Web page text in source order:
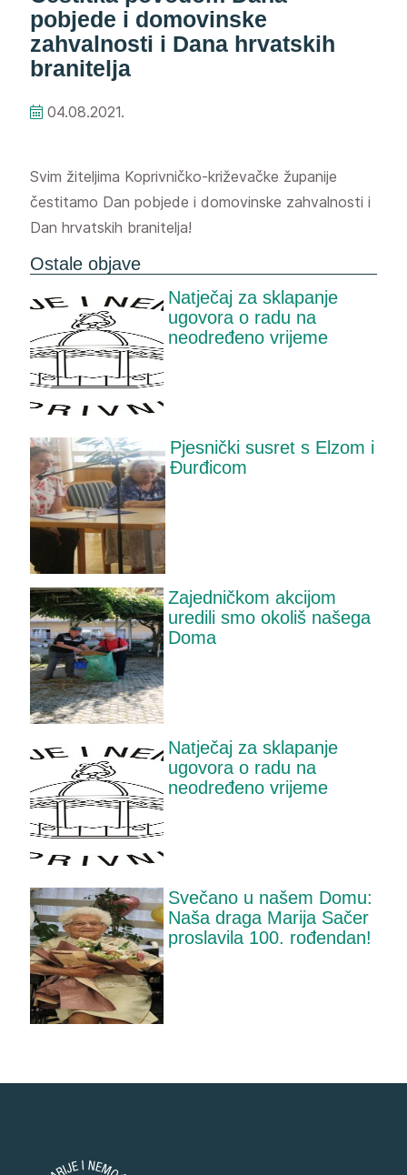
pobjede i domovinske
zahvalnosti i Dana hrvatskih
branitelja
04.08.2021.
Svim žiteljima Koprivničko-križevačke županije
čestitamo Dan pobjede i domovinske zahvalnosti i
Dan hrvatskih branitelja!
Ostale objave
Natječaj za sklapanje
ugovora o radu na
neodređeno vrijeme
Pjesnički susret s Elzom i
Đurđicom
Zajedničkom akcijom
uredili smo okoliš našega
Doma
Natječaj za sklapanje
ugovora o radu na
neodređeno vrijeme
Svečano u našem Domu:
Naša draga Marija Sačer
proslavila 100. rođendan!